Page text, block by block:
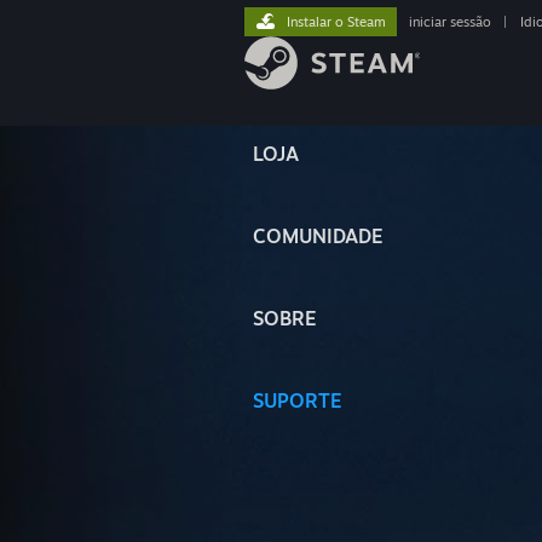
LOJA
COMUNIDADE
SOBRE
SUPORTE
Instalar o Steam iniciar sessão